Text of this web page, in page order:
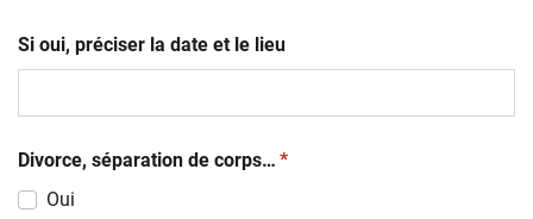
Si oui, préciser la date et le lieu
Divorce, séparation de corps… (obligatoire)
*
Oui